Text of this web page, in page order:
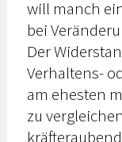
will manch
bei
Der
Verhaltens-
am ehesten
zu